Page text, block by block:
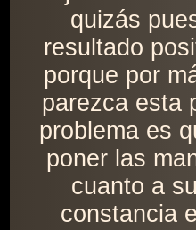
quizás
resultado
porque por
parezca esta
problema es
poner las
cuanto a
constancia